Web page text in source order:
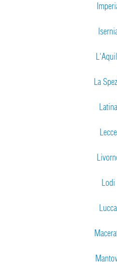
La
Latina
Lecce
Lodi
Lucca